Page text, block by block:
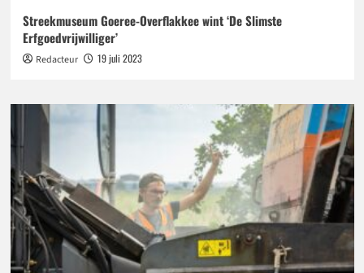
Streekmuseum Goeree-Overflakkee wint ‘De Slimste
Erfgoedvrijwilliger’
Redacteur 19 juli 2023